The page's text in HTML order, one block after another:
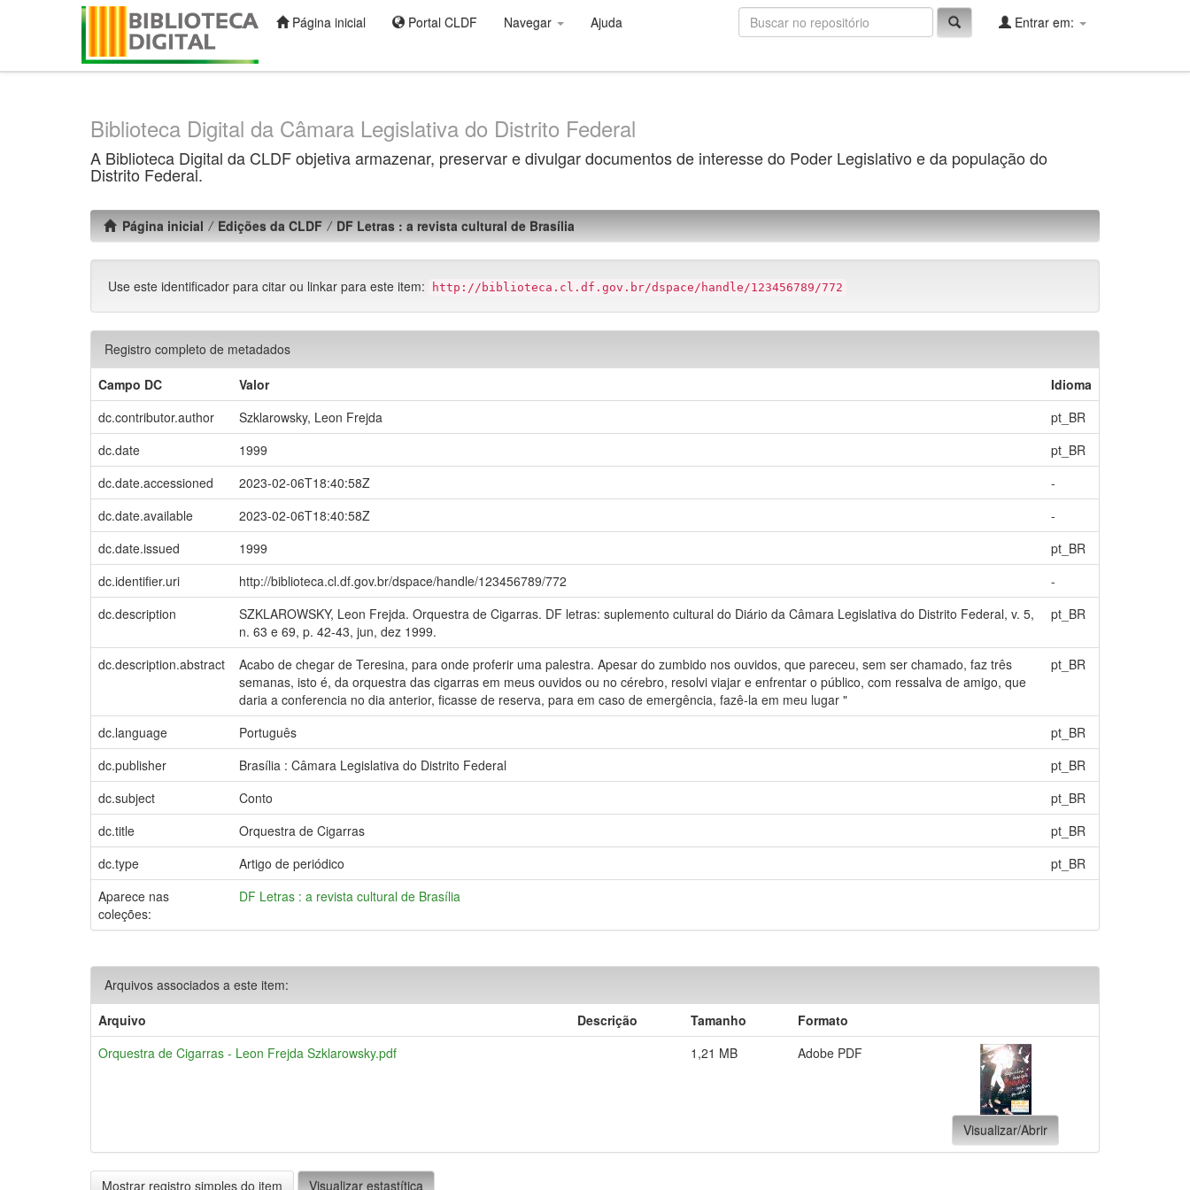
Página inicial Portal CLDF Navegar Ajuda Entrar em:
Biblioteca Digital da Câmara Legislativa do Distrito Federal
A Biblioteca Digital da CLDF objetiva armazenar, preservar e divulgar documentos de interesse do Poder Legislativo e da população do
Distrito Federal.
Página inicial Edições da CLDF DF Letras : a revista cultural de Brasília
Use este identificador para citar ou linkar para este item: http://biblioteca.cl.df.gov.br/dspace/handle/123456789/772
Registro completo de metadados
Campo DC
Valor
Idioma
dc.contributor.author
Szklarowsky, Leon Frejda
pt_BR
dc.date
1999
pt_BR
dc.date.accessioned
2023-02-06T18:40:58Z
-
dc.date.available
2023-02-06T18:40:58Z
-
dc.date.issued
1999
pt_BR
dc.identifier.uri
http://biblioteca.cl.df.gov.br/dspace/handle/123456789/772
-
dc.description
SZKLAROWSKY, Leon Frejda. Orquestra de Cigarras. DF letras: suplemento cultural do Diário da Câmara Legislativa do Distrito Federal, v. 5,
n. 63 e 69, p. 42-43, jun, dez 1999.
pt_BR
dc.description.abstract
Acabo de chegar de Teresina, para onde proferir uma palestra. Apesar do zumbido nos ouvidos, que pareceu, sem ser chamado, faz três
semanas, isto é, da orquestra das cigarras em meus ouvidos ou no cérebro, resolvi viajar e enfrentar o público, com ressalva de amigo, que
daria a conferencia no dia anterior, ficasse de reserva, para em caso de emergência, fazê-la em meu lugar "
pt_BR
dc.language Português
pt_BR
dc.publisher
Brasília : Câmara Legislativa do Distrito Federal
pt_BR
dc.subject
Conto
pt_BR
dc.title
Orquestra de Cigarras
pt_BR
dc.type
Artigo de periódico
pt_BR
Aparece nas
coleções:
DF Letras : a revista cultural de Brasília
Arquivos associados a este item:
Arquivo
Descrição Tamanho
Formato
Orquestra de Cigarras - Leon Frejda Szklarowsky.pdf
1,21 MB Adobe PDF
Visualizar/Abrir
Mostrar registro simples do item Visualizar estastítica